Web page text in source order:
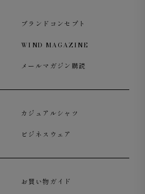
ブランドコンセプト
WIND MAGAZINE
メールマガジン購読
カジュアルシャツ
ビジネスウェア
お買い物ガイド